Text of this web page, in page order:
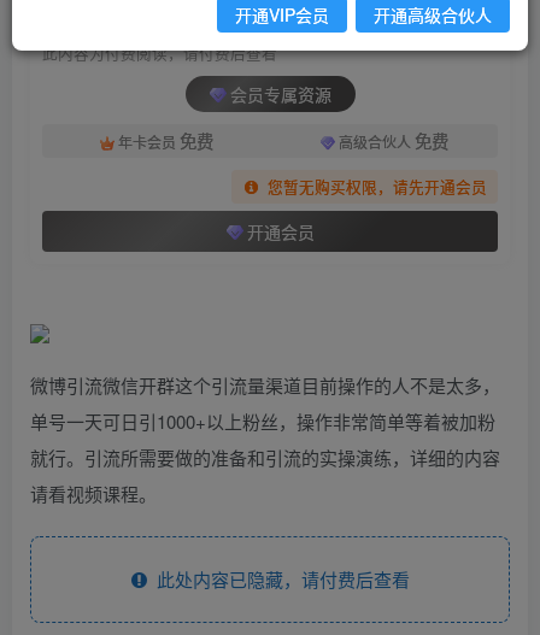
（6712期）微博引流微信日200人
此内容为付费阅读，请付费后查看
会员专属资源
年卡会员 免费 高级合伙人 免费
您暂无购买权限，请先开通会员
开通会员
微博引流微信开群这个引流量渠道目前操作的人不是太多，
单号一天可日引1000+以上粉丝，操作非常简单等着被加粉
就行。引流所需要做的准备和引流的实操演练，详细的内容
请看视频课程。
此处内容已隐藏，请付费后查看
开通VIP会员 开通高级合伙人